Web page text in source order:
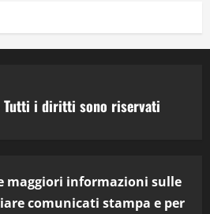
Tutti i diritti sono riservati
maggiori informazioni sulle
comunicati stampa e per